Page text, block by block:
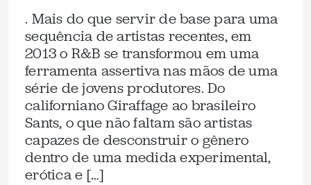
. Mais do que servir de base para uma
sequência de artistas recentes, em
2013 o R&B se transformou em uma
ferramenta assertiva nas mãos de uma
série de jovens produtores. Do
californiano Giraffage ao brasileiro
Sants, o que não faltam são artistas
capazes de desconstruir o gênero
dentro de uma medida experimental,
erótica e […]